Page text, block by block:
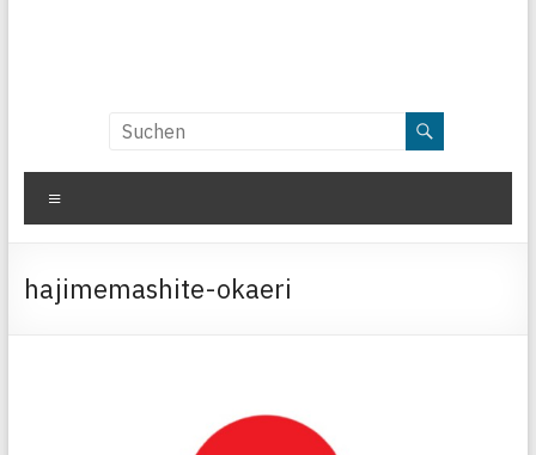
hajimemashite-okaeri